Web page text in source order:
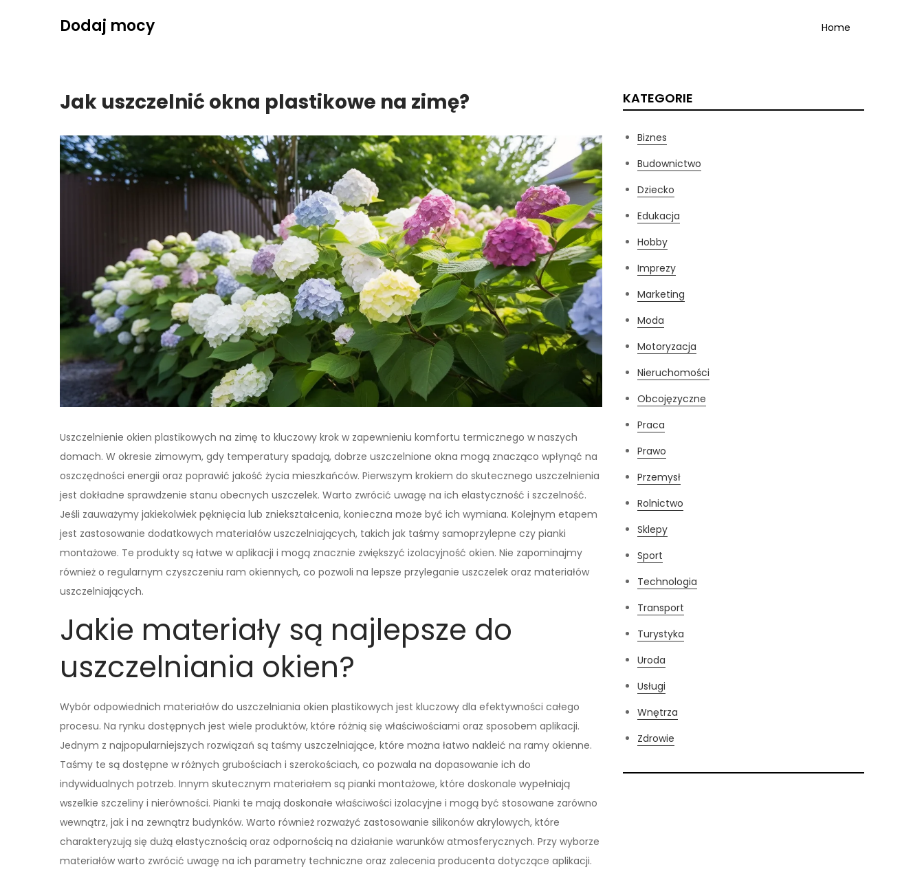
Dodaj mocy Home
Jak uszczelnić okna plastikowe na zimę?
Uszczelnienie okien plastikowych na zimę to kluczowy krok w zapewnieniu komfortu termicznego w naszych
domach. W okresie zimowym, gdy temperatury spadają, dobrze uszczelnione okna mogą znacząco wpłynąć na
oszczędności energii oraz poprawić jakość życia mieszkańców. Pierwszym krokiem do skutecznego uszczelnienia
jest dokładne sprawdzenie stanu obecnych uszczelek. Warto zwrócić uwagę na ich elastyczność i szczelność.
Jeśli zauważymy jakiekolwiek pęknięcia lub zniekształcenia, konieczna może być ich wymiana. Kolejnym etapem
jest zastosowanie dodatkowych materiałów uszczelniających, takich jak taśmy samoprzylepne czy pianki
montażowe. Te produkty są łatwe w aplikacji i mogą znacznie zwiększyć izolacyjność okien. Nie zapominajmy
również o regularnym czyszczeniu ram okiennych, co pozwoli na lepsze przyleganie uszczelek oraz materiałów
uszczelniających.
Jakie materiały są najlepsze do
uszczelniania okien?
Wybór odpowiednich materiałów do uszczelniania okien plastikowych jest kluczowy dla efektywności całego
procesu. Na rynku dostępnych jest wiele produktów, które różnią się właściwościami oraz sposobem aplikacji.
Jednym z najpopularniejszych rozwiązań są taśmy uszczelniające, które można łatwo nakleić na ramy okienne.
Taśmy te są dostępne w różnych grubościach i szerokościach, co pozwala na dopasowanie ich do
indywidualnych potrzeb. Innym skutecznym materiałem są pianki montażowe, które doskonale wypełniają
wszelkie szczeliny i nierówności. Pianki te mają doskonałe właściwości izolacyjne i mogą być stosowane zarówno
wewnątrz, jak i na zewnątrz budynków. Warto również rozważyć zastosowanie silikonów akrylowych, które
charakteryzują się dużą elastycznością oraz odpornością na działanie warunków atmosferycznych. Przy wyborze
materiałów warto zwrócić uwagę na ich parametry techniczne oraz zalecenia producenta dotyczące aplikacji.
KATEGORIE
Biznes
Budownictwo
Dziecko
Edukacja
Hobby
Imprezy
Marketing
Moda
Motoryzacja
Nieruchomości
Obcojęzyczne
Praca
Prawo
Przemysł
Rolnictwo
Sklepy
Sport
Technologia
Transport
Turystyka
Uroda
Usługi
Wnętrza
Zdrowie